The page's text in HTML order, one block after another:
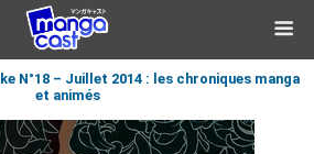
N°18 – Juillet 2014 : les chroniques manga
et animés